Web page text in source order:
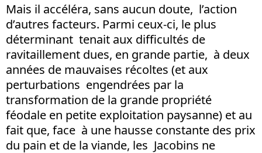
Mais il accéléra, sans aucun doute, l’action
d’autres facteurs. Parmi ceux-ci, le plus
déterminant tenait aux difficultés de
ravitaillement dues, en grande partie, à deux
années de mauvaises récoltes (et aux
perturbations engendrées par la
transformation de la grande propriété
féodale en petite exploitation paysanne) et au
fait que, face à une hausse constante des prix
du pain et de la viande, les Jacobins ne